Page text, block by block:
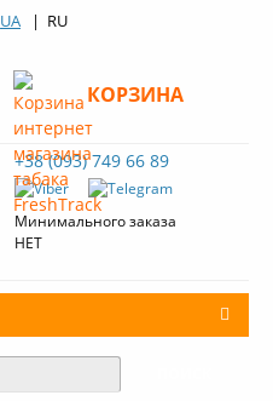
UA | RU
+38 (093) 749 66 89
Минимального заказа
НЕТ
КОРЗИНА